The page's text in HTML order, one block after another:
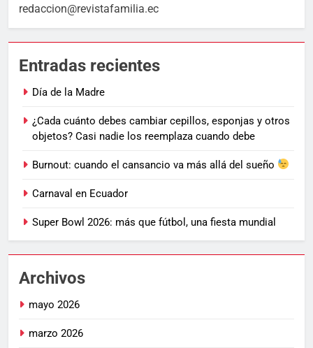
redaccion@revistafamilia.ec
Entradas recientes
Día de la Madre
¿Cada cuánto debes cambiar cepillos, esponjas y otros
objetos? Casi nadie los reemplaza cuando debe
Burnout: cuando el cansancio va más allá del sueño
Carnaval en Ecuador
Super Bowl 2026: más que fútbol, una fiesta mundial
Archivos
mayo 2026
marzo 2026